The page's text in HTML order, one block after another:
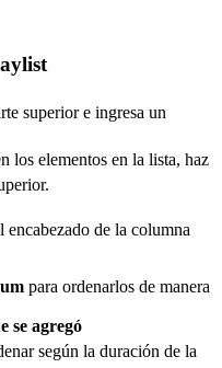
superior e ingresa un
los elementos en la lista, haz
encabezado de la columna
para ordenarlos de manera
se agregó
según la duración de la